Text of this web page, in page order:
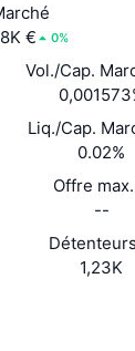
€
0%
Vol./Cap.
Liq./Cap.
0.02%
Offre max.
--
déclaré
Détenteurs
1,23K